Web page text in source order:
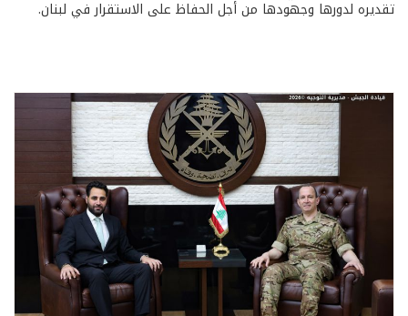
تقديره لدورها وجهودها من أجل الحفاظ على الاستقرار في لبنان.